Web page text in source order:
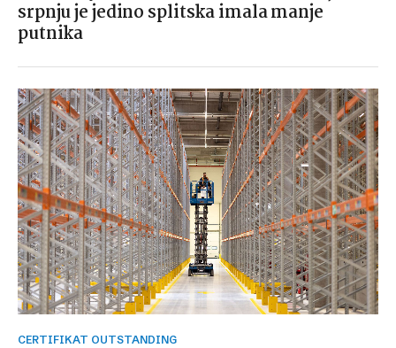
srpnju je jedino splitska imala manje
putnika
CERTIFIKAT OUTSTANDING